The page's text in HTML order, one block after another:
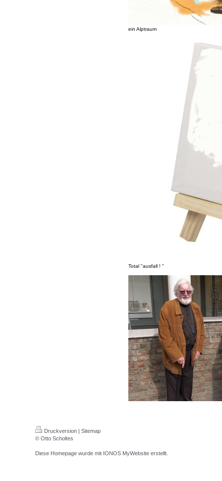
ein Alptraum
Total "ausfall ! "
Druckversion | Sitemap
© Otto Scholtes
Diese Homepage wurde mit IONOS MyWebsite erstellt.